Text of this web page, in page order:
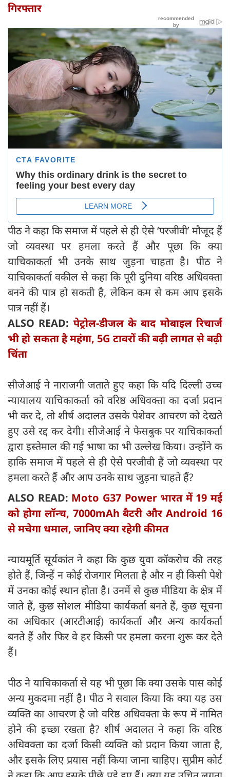
गिरफ्तार
पीठ ने कहा कि समाज में पहले से ही ऐसे ‘परजीवी’ मौजूद हैं
जो व्यवस्था पर हमला करते हैं और पूछा कि क्या
याचिकाकर्ता भी उनके साथ जुड़ना चाहता है। पीठ ने
याचिकाकर्ता वकील से कहा कि पूरी दुनिया वरिष्ठ अधिवक्ता
बनने की पात्र हो सकती है, लेकिन कम से कम आप इसके
पात्र नहीं हैं।
ALSO READ: पेट्रोल-डीजल के बाद मोबाइल रिचार्ज
भी हो सकता है महंगा, 5G टावरों की बढ़ी लागत से बढ़ी
चिंता
सीजेआई ने नाराजगी जताते हुए कहा कि यदि दिल्ली उच्च
न्यायालय याचिकाकर्ता को वरिष्ठ अधिवक्ता का दर्जा प्रदान
भी कर दे, तो शीर्ष अदालत उसके पेशेवर आचरण को देखते
हुए उसे रद्द कर देगी। सीजेआई ने फेसबुक पर याचिकाकर्ता
द्वारा इस्तेमाल की गई भाषा का भी उल्लेख किया। उन्होंने क
हाकि समाज में पहले से ही ऐसे परजीवी हैं जो व्यवस्था पर
हमला करते हैं और आप उनके साथ जुड़ना चाहते हैं?
ALSO READ: Moto G37 Power भारत में 19 मई
को होगा लॉन्च, 7000mAh बैटरी और Android 16
से मचेगा धमाल, जानिए क्या रहेगी कीमत
न्यायमूर्ति सूर्यकांत ने कहा कि कुछ युवा कॉकरोच की तरह
होते हैं, जिन्हें न कोई रोजगार मिलता है और न ही किसी पेशे
में उनका कोई स्थान होता है। उनमें से कुछ मीडिया के क्षेत्र में
जाते हैं, कुछ सोशल मीडिया कार्यकर्ता बनते हैं, कुछ सूचना
का अधिकार (आरटीआई) कार्यकर्ता और अन्य कार्यकर्ता
बनते हैं और फिर वे हर किसी पर हमला करना शुरू कर देते
हैं।
पीठ ने याचिकाकर्ता से यह भी पूछा कि क्या उसके पास कोई
अन्य मुकदमा नहीं है। पीठ ने सवाल किया कि क्या यह उस
व्यक्ति का आचरण है जो वरिष्ठ अधिवक्ता के रूप में नामित
होने की इच्छा रखता है? शीर्ष अदालत ने कहा कि वरिष्ठ
अधिवक्ता का दर्जा किसी व्यक्ति को प्रदान किया जाता है,
और इसके लिए प्रयास नहीं किया जाना चाहिए। सुप्रीम कोर्ट